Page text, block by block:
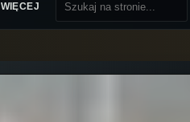
WIĘCEJ